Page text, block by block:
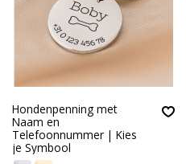
Hondenpenning met
Naam en
Telefoonnummer | Kies
je Symbool